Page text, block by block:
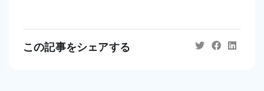
この記事をシェアする